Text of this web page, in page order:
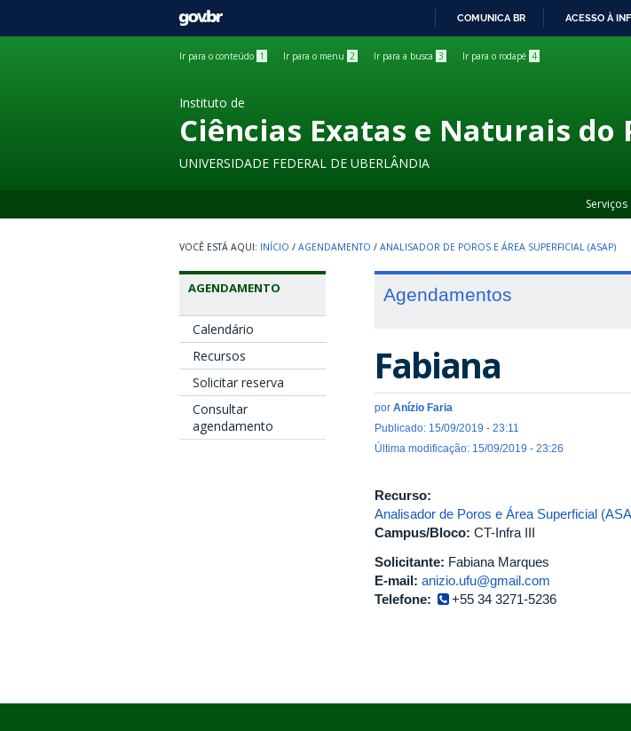
GOVBR
COMUNICA BR ACESSO À
Ir para o conteúdo 1 Ir para o menu 2 Ir para a busca 3 Ir para o rodapé 4
Instituto de
Ciências Exatas e Naturais do
UNIVERSIDADE FEDERAL DE UBERLÂNDIA
Serviços
INÍCIO / AGENDAMENTO / ANALISADOR DE POROS E ÁREA SUPERFICIAL (ASAP)
AGENDAMENTO
Calendário
Recursos
Solicitar reserva
Consultar
agendamento
Agendamentos
Fabiana
por Anízio Faria
Publicado: 15/09/2019 - 23:11
Última modificação: 15/09/2019 - 23:26
Recurso:
Analisador de Poros e Área Superficial
Campus/Bloco: CT-Infra III
Solicitante: Fabiana Marques
E-mail: anizio.ufu@gmail.com
Telefone:
+55 34 3271-5236